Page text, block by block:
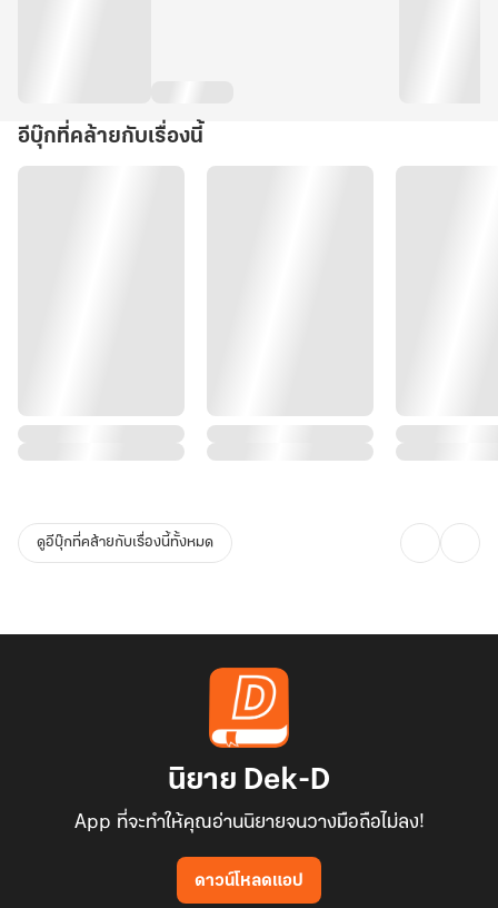
อีบุ๊กที่คล้ายกับเรื่องนี้
ดูอีบุ๊กที่คล้ายกับเรื่องนี้ทั้งหมด
นิยาย Dek-D
App ที่จะทำให้คุณอ่านนิยายจนวางมือถือไม่ลง!
ดาวน์โหลดแอป